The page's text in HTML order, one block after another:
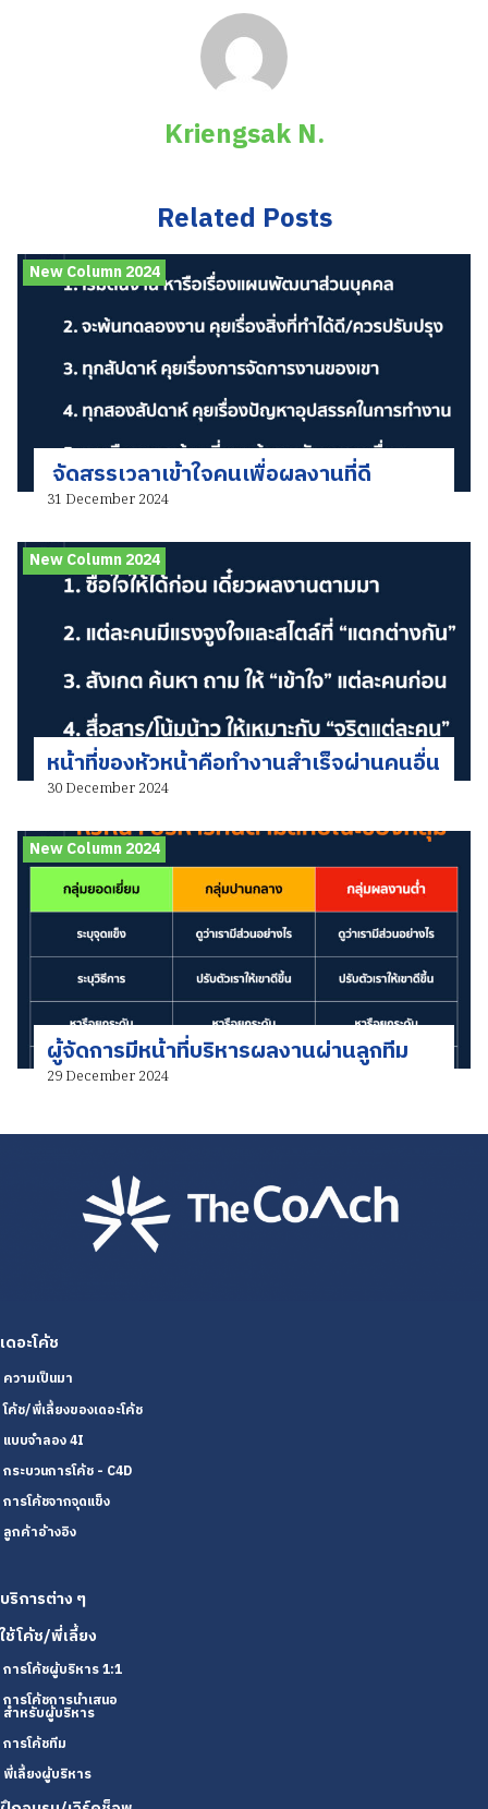
Kriengsak N.
Related Posts
New Column 2024
จัดสรรเวลาเข้าใจคนเพื่อผลงานที่ดี
31 December 2024
New Column 2024
หน้าที่ของหัวหน้าคือทำงานสำเร็จผ่านคนอื่น
30 December 2024
New Column 2024
ผู้จัดการมีหน้าที่บริหารผลงานผ่านลูกทีม
29 December 2024
เดอะโค้ช
ความเป็นมา
โค้ช/พี่เลี้ยงของเดอะโค้ช
แบบจำลอง 4I
กระบวนการโค้ช - C4D
การโค้ชจากจุดแข็ง
ลูกค้าอ้างอิง
บริการต่าง ๆ
ใช้โค้ช/พี่เลี้ยง
การโค้ชผู้บริหาร 1:1
การโค้ชการนำเสนอ
สำหรับผู้บริหาร
การโค้ชทีม
พี่เลี้ยงผู้บริหาร